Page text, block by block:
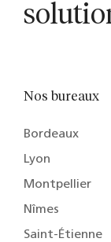
Nos bureaux
Bordeaux
Lyon
Montpellier
Nîmes
Saint-Étienne